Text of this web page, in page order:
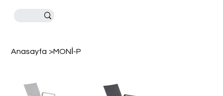
Anasayfa >MONİ-P